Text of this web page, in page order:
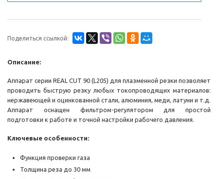
Поделиться ссылкой:
Описание:
Аппарат серии REAL CUT 90 (L205) для плазменной резки позволяет
проводить быструю резку любых токопроводящих материалов:
нержавеющей и оцинкованной стали, алюминия, меди, латуни и т.д.
Аппарат оснащен фильтром-регулятором для простой
подготовки к работе и точной настройки рабочего давления.
Ключевые особенности:
Функция проверки газа
Толщина реза до 30 мм